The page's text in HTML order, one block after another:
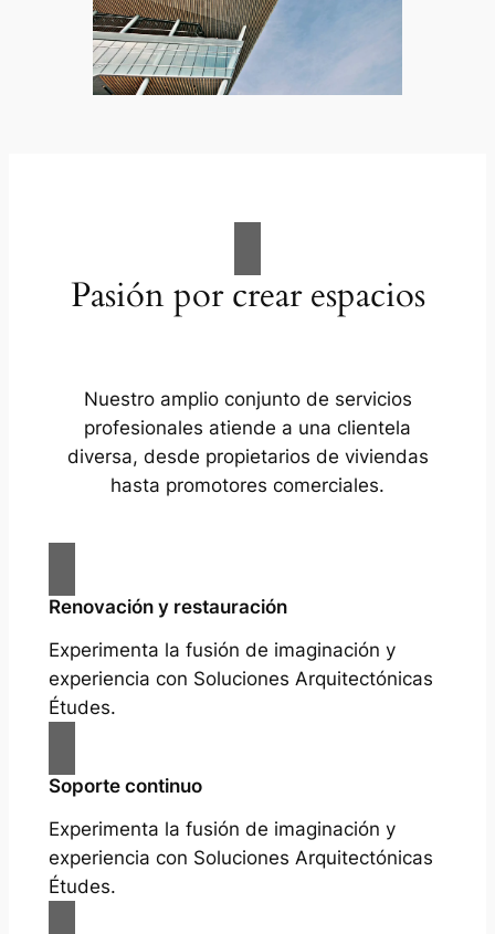
Pasión por crear espacios
Nuestro amplio conjunto de servicios
profesionales atiende a una clientela
diversa, desde propietarios de viviendas
hasta promotores comerciales.
Renovación y restauración
Experimenta la fusión de imaginación y
experiencia con Soluciones Arquitectónicas
Études.
Soporte continuo
Experimenta la fusión de imaginación y
experiencia con Soluciones Arquitectónicas
Études.